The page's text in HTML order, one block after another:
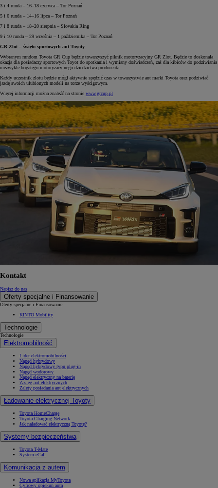
3 i 4 runda – 16–18 czerwca – Tor Poznań
5 i 6 runda – 14–16 lipca – Tor Poznań
7 i 8 runda – 18–20 sierpnia – Slovakia Ring
9 i 10 runda – 29 września – 1 października – Tor Poznań
GR Zlot – święto sportowych aut Toyoty
Wybranym rundom Toyota GR Cup będzie towarzyszyć piknik motoryzacyjny GR Zlot. Będzie to doskonała
okazja dla posiadaczy sportowych Toyot do spotkania i wymiany doświadczeń, zaś dla kibiców do podziwiania
niezwykle bogatego motoryzacyjnego dziedzictwa producenta.
Każdy uczestnik zlotu będzie mógł aktywnie spędzić czas w towarzystwie aut marki Toyota oraz podziwiać
jazdę swoich ulubionych modeli na torze wyścigowym.
Więcej informacji można znaleźć na stronie www.grcup.pl
Kontakt
Napisz do nas
Oferty specjalne i Finansowanie
Oferty specjalne i Finansowanie
KINTO Mobility
Technologie
Technologie
Elektromobilność
Lider elektromobilności
Napęd hybrydowy
Napęd hybrydowy typu plug-in
Napęd wodorowy
Napęd elektryczny na baterię
Zasięg aut elektrycznych
Zalety posiadania aut elektrycznych
Ładowanie elektrycznej Toyoty
Toyota HomeCharge
Toyota Charging Network
Jak naładować elektryczną Toyotę?
Systemy bezpieczeństwa
Toyota T-Mate
System eCall
Komunikacja z autem
Nowa aplikacja MyToyota
Cyfrowy opiekun auta